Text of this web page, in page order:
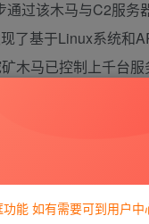
过该木马与C2服
了基于Linux系统和
木马已控制上千台服
述内容用于商业或者非
上述内容。如果您喜欢
七条规定:为了学习和研
此，也希望大家按此说明
能 如有需要可到用户中